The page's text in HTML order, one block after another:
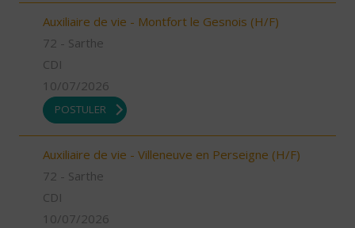
Auxiliaire de vie - Montfort le Gesnois (H/F)
72 - Sarthe
CDI
10/07/2026
POSTULER
Auxiliaire de vie - Villeneuve en Perseigne (H/F)
72 - Sarthe
CDI
10/07/2026